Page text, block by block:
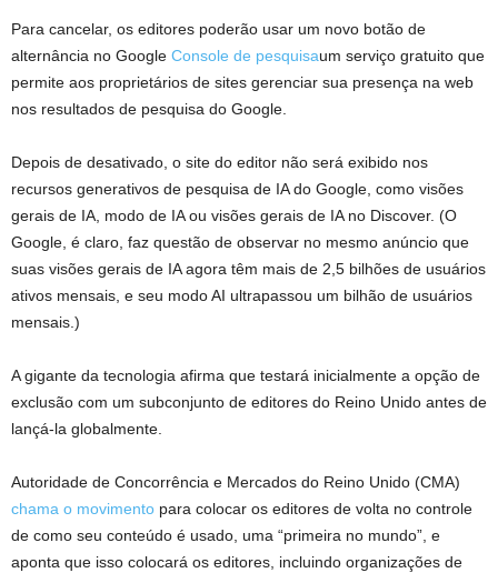
Para cancelar, os editores poderão usar um novo botão de
alternância no Google Console de pesquisaum serviço gratuito que
permite aos proprietários de sites gerenciar sua presença na web
nos resultados de pesquisa do Google.
Depois de desativado, o site do editor não será exibido nos
recursos generativos de pesquisa de IA do Google, como visões
gerais de IA, modo de IA ou visões gerais de IA no Discover. (O
Google, é claro, faz questão de observar no mesmo anúncio que
suas visões gerais de IA agora têm mais de 2,5 bilhões de usuários
ativos mensais, e seu modo AI ultrapassou um bilhão de usuários
mensais.)
A gigante da tecnologia afirma que testará inicialmente a opção de
exclusão com um subconjunto de editores do Reino Unido antes de
lançá-la globalmente.
Autoridade de Concorrência e Mercados do Reino Unido (CMA)
chama o movimento para colocar os editores de volta no controle
de como seu conteúdo é usado, uma “primeira no mundo”, e
aponta que isso colocará os editores, incluindo organizações de